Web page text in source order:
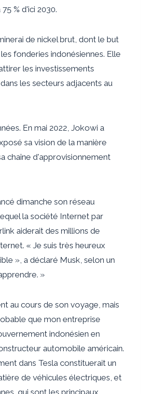
% d'ici 2030.
de nickel brut, dont le but
fonderies indonésiennes. Elle
les investissements
les secteurs adjacents au
En mai 2022, Jokowi a
sa vision de la manière
chaîne d'approvisionnement
dimanche son réseau
la société Internet par
aiderait des millions de
« Je suis très heureux
», a déclaré Musk, selon un
»
au cours de son voyage, mais
que mon entreprise
indonésien en
automobile américain.
dans Tesla constituerait un
de véhicules électriques, et
qui sont les principaux